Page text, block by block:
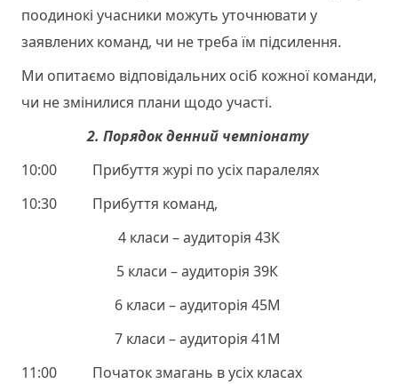
поодинокі учасники можуть уточнювати у
заявлених команд, чи не треба їм підсилення.
Ми опитаємо відповідальних осіб кожної команди,
чи не змінилися плани щодо участі.
2. Порядок денний чемпіонату
10:00 Прибуття журі по усіх паралелях
10:30 Прибуття команд,
4 класи – аудиторія 43К
5 класи – аудиторія 39К
6 класи – аудиторія 45М
7 класи – аудиторія 41М
11:00 Початок змагань в усіх класах